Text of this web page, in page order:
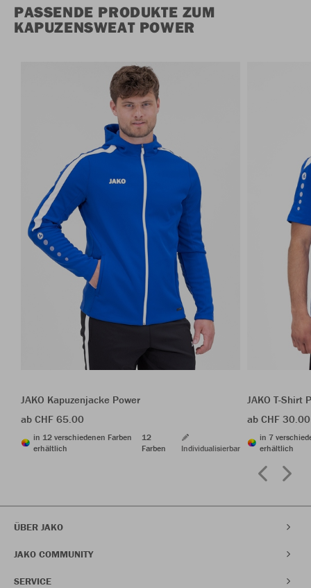
PASSENDE PRODUKTE ZUM
KAPUZENSWEAT POWER
JAKO Kapuzenjacke Power
ab CHF 65.00
in 12 verschiedenen Farben
erhältlich
12
Farben
Individualisierbar
JAKO T-Shirt
ab CHF 30.00
in 7
erhältlich
ÜBER JAKO
JAKO COMMUNITY
SERVICE